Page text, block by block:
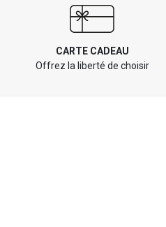
CARTE CADEAU
Offrez la liberté de choisir